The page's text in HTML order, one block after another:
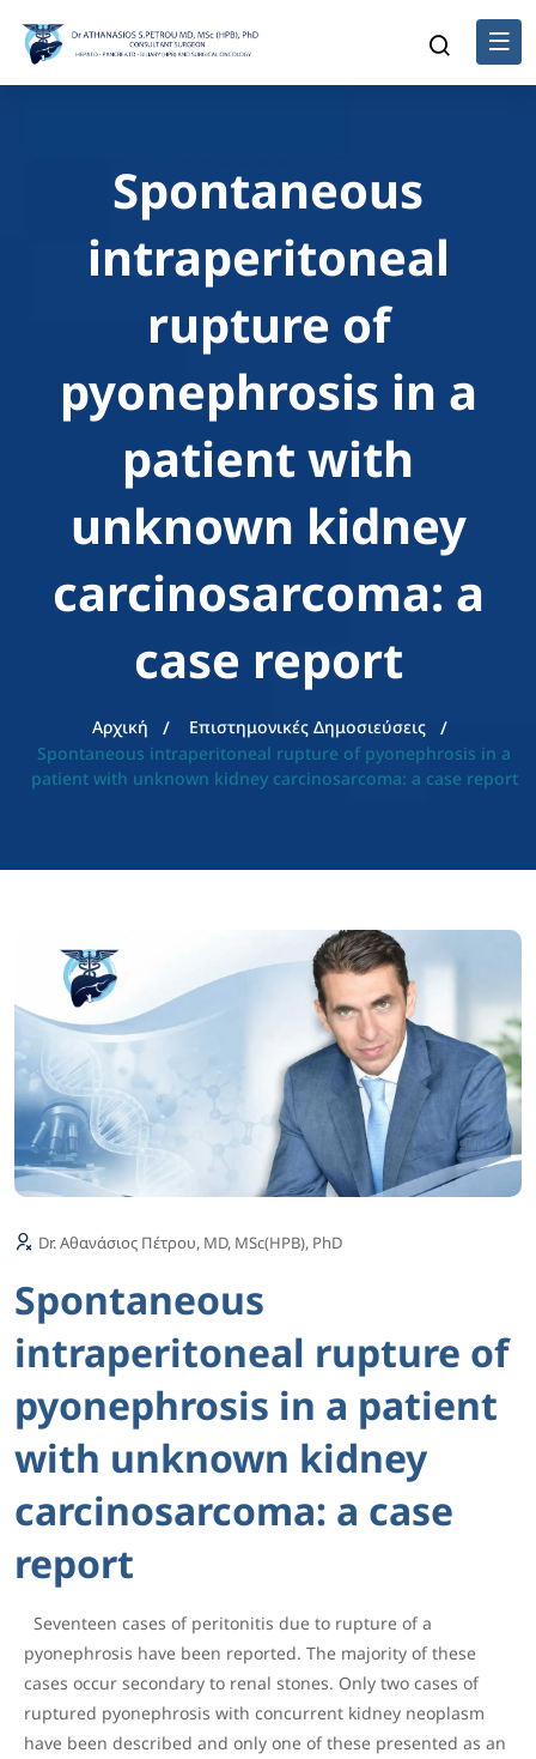
Spontaneous
intraperitoneal
rupture of
pyonephrosis in a
patient with
unknown kidney
carcinosarcoma: a
case report
Αρχική
Επιστημονικές Δημοσιεύσεις
Spontaneous intraperitoneal rupture of pyonephrosis in a
patient with unknown kidney carcinosarcoma: a case report
Dr. Αθανάσιος Πέτρου, MD, MSc(HPB), PhD
Spontaneous
intraperitoneal rupture of
pyonephrosis in a patient
with unknown kidney
carcinosarcoma: a case
report
Seventeen cases of peritonitis due to rupture of a
pyonephrosis have been reported. The majority of these
cases occur secondary to renal stones. Only two cases of
ruptured pyonephrosis with concurrent kidney neoplasm
have been described and only one of these presented as an